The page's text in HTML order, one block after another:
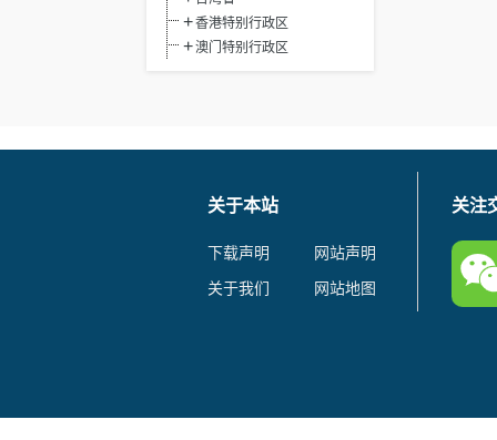
香港特别行政区
澳门特别行政区
关于本站
下载声明
网站声明
关于我们
网站地图
关注